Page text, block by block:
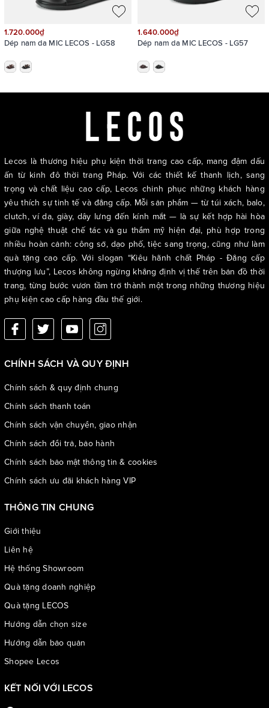
1.720.000₫
Dép nam da MIC LECOS - LG58
1.640.000₫
Dép nam da MIC LECOS - LG57
Lecos là thương hiệu phụ kiện thời trang cao cấp, mang đậm dấu
ấn từ kinh đô thời trang Pháp. Với các thiết kế thanh lịch, sang
trọng và chất liệu cao cấp, Lecos chinh phục những khách hàng
yêu thích sự tinh tế và đẳng cấp. Mỗi sản phẩm — từ túi xách, balo,
clutch, ví da, giày, dây lưng đến kính mắt — là sự kết hợp hài hòa
giữa nghệ thuật chế tác và gu thẩm mỹ hiện đại, phù hợp trong
nhiều hoàn cảnh: công sở, dạo phố, tiệc sang trọng, cũng như làm
quà tặng cao cấp. Với slogan “Kiêu hãnh chất Pháp - Đẳng cấp
thượng lưu”, Lecos không ngừng khẳng định vị thế trên bản đồ thời
trang, từng bước vươn tầm trở thành một trong những thương hiệu
phụ kiện cao cấp hàng đầu thế giới.
CHÍNH SÁCH VÀ QUY ĐỊNH
Chính sách & quy định chung
Chính sách thanh toán
Chính sách vận chuyển, giao nhận
Chính sách đổi trả, bảo hành
Chính sách bảo mật thông tin & cookies
Chính sách ưu đãi khách hàng VIP
THÔNG TIN CHUNG
Giới thiệu
Liên hệ
Hệ thống Showroom
Quà tặng doanh nghiệp
Quà tặng LECOS
Hướng dẫn chọn size
Hướng dẫn bảo quản
Shopee Lecos
KẾT NỐI VỚI LECOS